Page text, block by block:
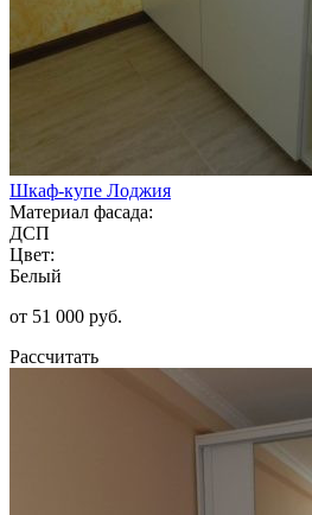
Шкаф-купе Лоджия
Материал фасада:
ДСП
Цвет:
Белый
от 51 000 руб.
Рассчитать